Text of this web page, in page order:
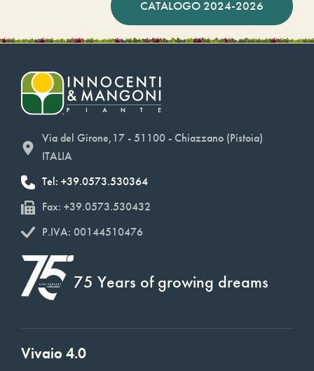
CATALOGO 2024-2026
Via del Girone,17 - 51100 - Chiazzano (Pistoia)
ITALIA
Tel: +39.0573.530364
Fax: +39.0573.530432
P.IVA: 00144510476
75 Years of growing dreams
Vivaio 4.0